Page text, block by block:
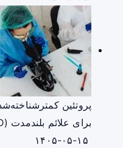
پروتئین
برای علائم بلندمدت (Long COVID) باشد